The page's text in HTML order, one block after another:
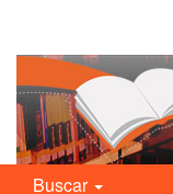
Buscar